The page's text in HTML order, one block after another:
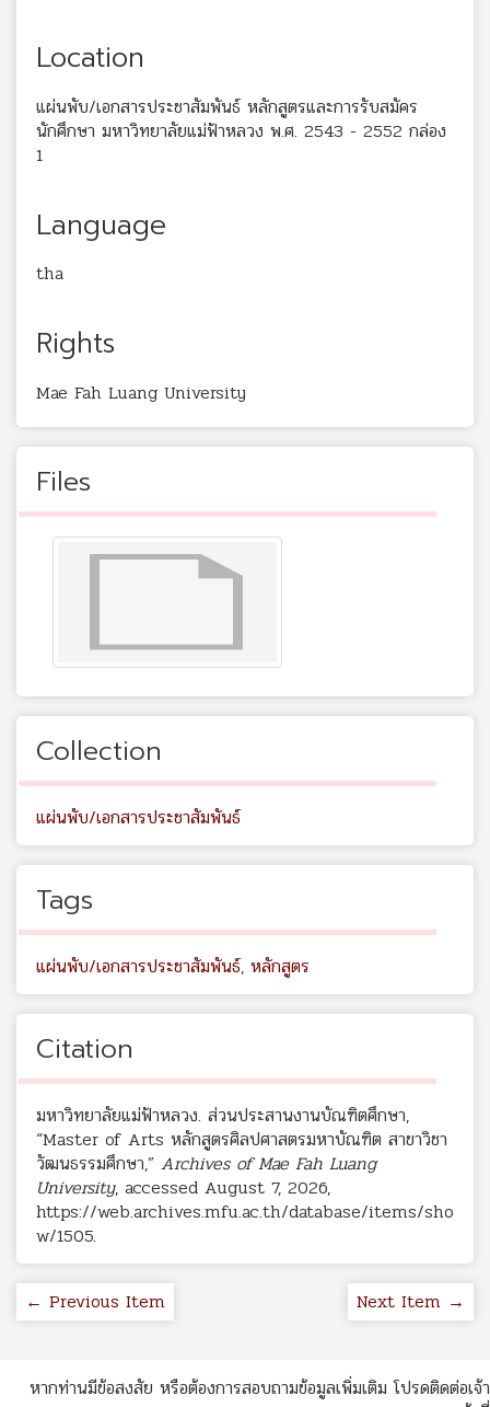
Location
แผ่นพับ/เอกสารประชาสัมพันธ์ หลักสูตรและการรับสมัคร
นักศึกษา มหาวิทยาลัยแม่ฟ้าหลวง พ.ศ. 2543 - 2552 กล่อง
1
Language
tha
Rights
Mae Fah Luang University
Files
Collection
แผ่นพับ/เอกสารประชาสัมพันธ์
Tags
แผ่นพับ/เอกสารประชาสัมพันธ์, หลักสูตร
Citation
มหาวิทยาลัยแม่ฟ้าหลวง. ส่วนประสานงานบัณฑิตศึกษา,
“Master of Arts หลักสูตรศิลปศาสตรมหาบัณฑิต สาขาวิชา
วัฒนธรรมศึกษา,” Archives of Mae Fah Luang
University, accessed August 7, 2026,
https://web.archives.mfu.ac.th/database/items/sho
w/1505.
← Previous Item Next Item →
หากท่านมีข้อสงสัย หรือต้องการสอบถามข้อมูลเพิ่มเติม โปรดติดต่อเจ้า